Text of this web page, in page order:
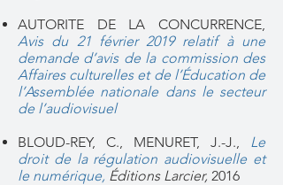
AUTORITE DE LA CONCURRENCE,
Avis du 21 février 2019 relatif à une
demande d’avis de la commission des
Affaires culturelles et de l’Éducation de
l’Assemblée nationale dans le secteur
de l’audiovisuel
BLOUD-REY, C., MENURET, J.-J., Le
droit de la régulation audiovisuelle et
le numérique, Éditions Larcier, 2016